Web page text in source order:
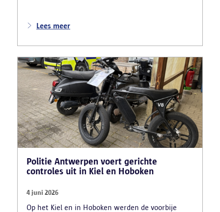
aan. Daarnaast maakten zij reclame voor het
effectief lessen te volgen en voor fraude bij
bracht ook een rijschooldirecteur in beeld die
examenfraude organiseerde,
bekwaamheidsattesten afleverde zonder vereiste
opleiding en een vervalst uittreksel uit het
strafregister gebruikte.
Lees meer
Politie Antwerpen voert gerichte
controles uit in Kiel en Hoboken
4 juni 2026
Op het Kiel en in Hoboken werden de voorbije